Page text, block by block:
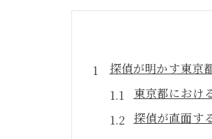
探偵が明かす東京
東京都におけ
探偵が直面す